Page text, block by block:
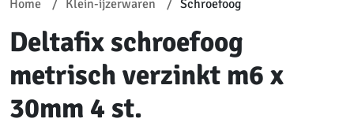
Home Klein-ijzerwaren Schroefoog
Deltafix schroefoog
metrisch verzinkt m6 x
30mm 4 st.